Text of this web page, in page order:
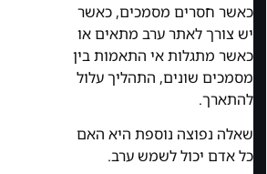
כאשר חסרים מסמכים, כאשר
יש צורך לאתר ערב מתאים או
כאשר מתגלות אי התאמות בין
מסמכים שונים, התהליך עלול
להתארך.
שאלה נפוצה נוספת היא האם
כל אדם יכול לשמש ערב.